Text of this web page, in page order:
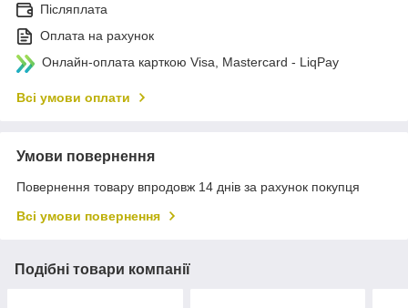
Післяплата
Оплата на рахунок
Онлайн-оплата карткою Visa, Mastercard - LiqPay
Всі умови оплати
Умови повернення
Повернення товару впродовж 14 днів за рахунок покупця
Всі умови повернення
Подібні товари компанії